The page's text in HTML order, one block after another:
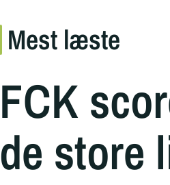
Mest læste
FCK
de store